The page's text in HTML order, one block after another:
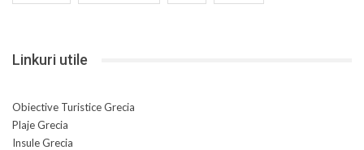
Linkuri utile
Obiective Turistice Grecia
Plaje Grecia
Insule Grecia